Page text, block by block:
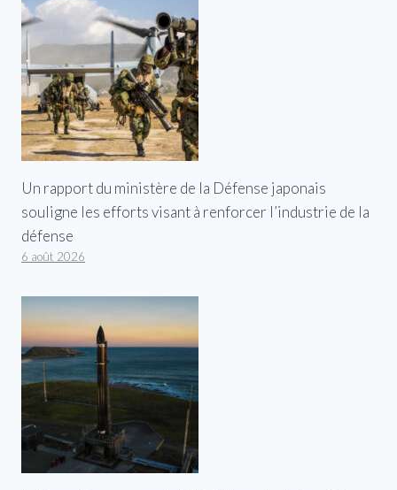
Un rapport du ministère de la Défense japonais
souligne les efforts visant à renforcer l’industrie de la
défense
6 août 2026